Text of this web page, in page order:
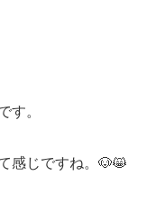
す。
感じですね。🐶😸